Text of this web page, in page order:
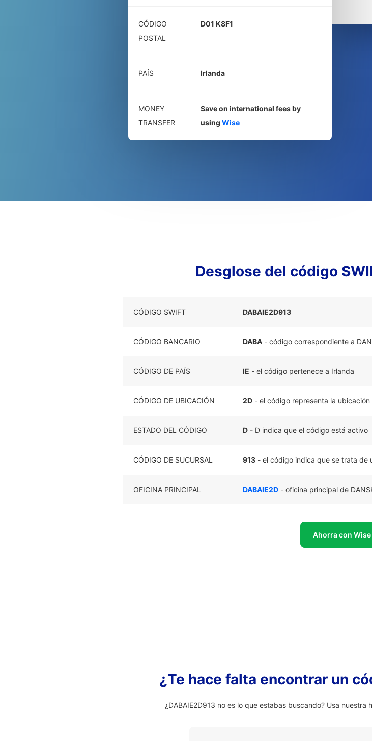
CÓDIGO
POSTAL
D01 K8F1
PAÍS Irlanda
MONEY
TRANSFER
Save on international fees by
using Wise
Desglose del código
CÓDIGO SWIFT DABAIE2D913
CÓDIGO BANCARIO DABA - código correspondiente a
CÓDIGO DE PAÍS IE - el código pertenece a Irlanda
CÓDIGO DE UBICACIÓN 2D - el código representa la
ESTADO DEL CÓDIGO D - D indica que el código está activo
CÓDIGO DE SUCURSAL 913 - el código indica que se trata de
OFICINA PRINCIPAL DABAIE2D - oficina principal de
Ahorra con Wise
¿Te hace falta encontrar un
¿DABAIE2D913 no es lo que estabas buscando? Usa